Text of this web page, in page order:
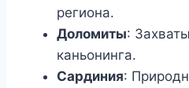
региона.
Доломиты:
каньонинга.
Сардиния: